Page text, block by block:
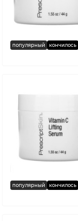
популярный кончилось
популярный кончилось